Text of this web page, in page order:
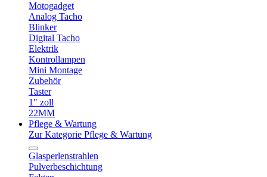
Motogadget
Analog Tacho
Blinker
Digital Tacho
Elektrik
Kontrollampen
Mini Montage
Zubehör
Taster
1" zoll
22MM
Pflege & Wartung
Zur Kategorie Pflege & Wartung
Glasperlenstrahlen
Pulverbeschichtung